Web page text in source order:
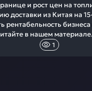
и рост цен на
доставки из Китая на
рентабельность
в нашем материале.
1